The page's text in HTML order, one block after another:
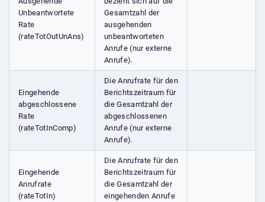
Unbeantwortete
Rate
(rateTotOutUnAns)
Gesamtzahl der
ausgehenden
unbeantworteten
Anrufe (nur externe
Anrufe).
Eingehende
abgeschlossene
Rate
(rateTotInComp)
Die Anrufrate für den
Berichtszeitraum für
die Gesamtzahl der
abgeschlossenen
Anrufe (nur externe
Anrufe).
Eingehende
Anrufrate
(rateTotIn)
Die Anrufrate für den
Berichtszeitraum für
die Gesamtzahl der
eingehenden Anrufe